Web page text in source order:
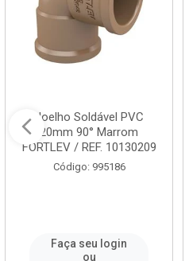
Joelho Soldável PVC
20mm 90° Marrom
FORTLEV / REF. 10130209
Código: 995186
Faça seu login
ou